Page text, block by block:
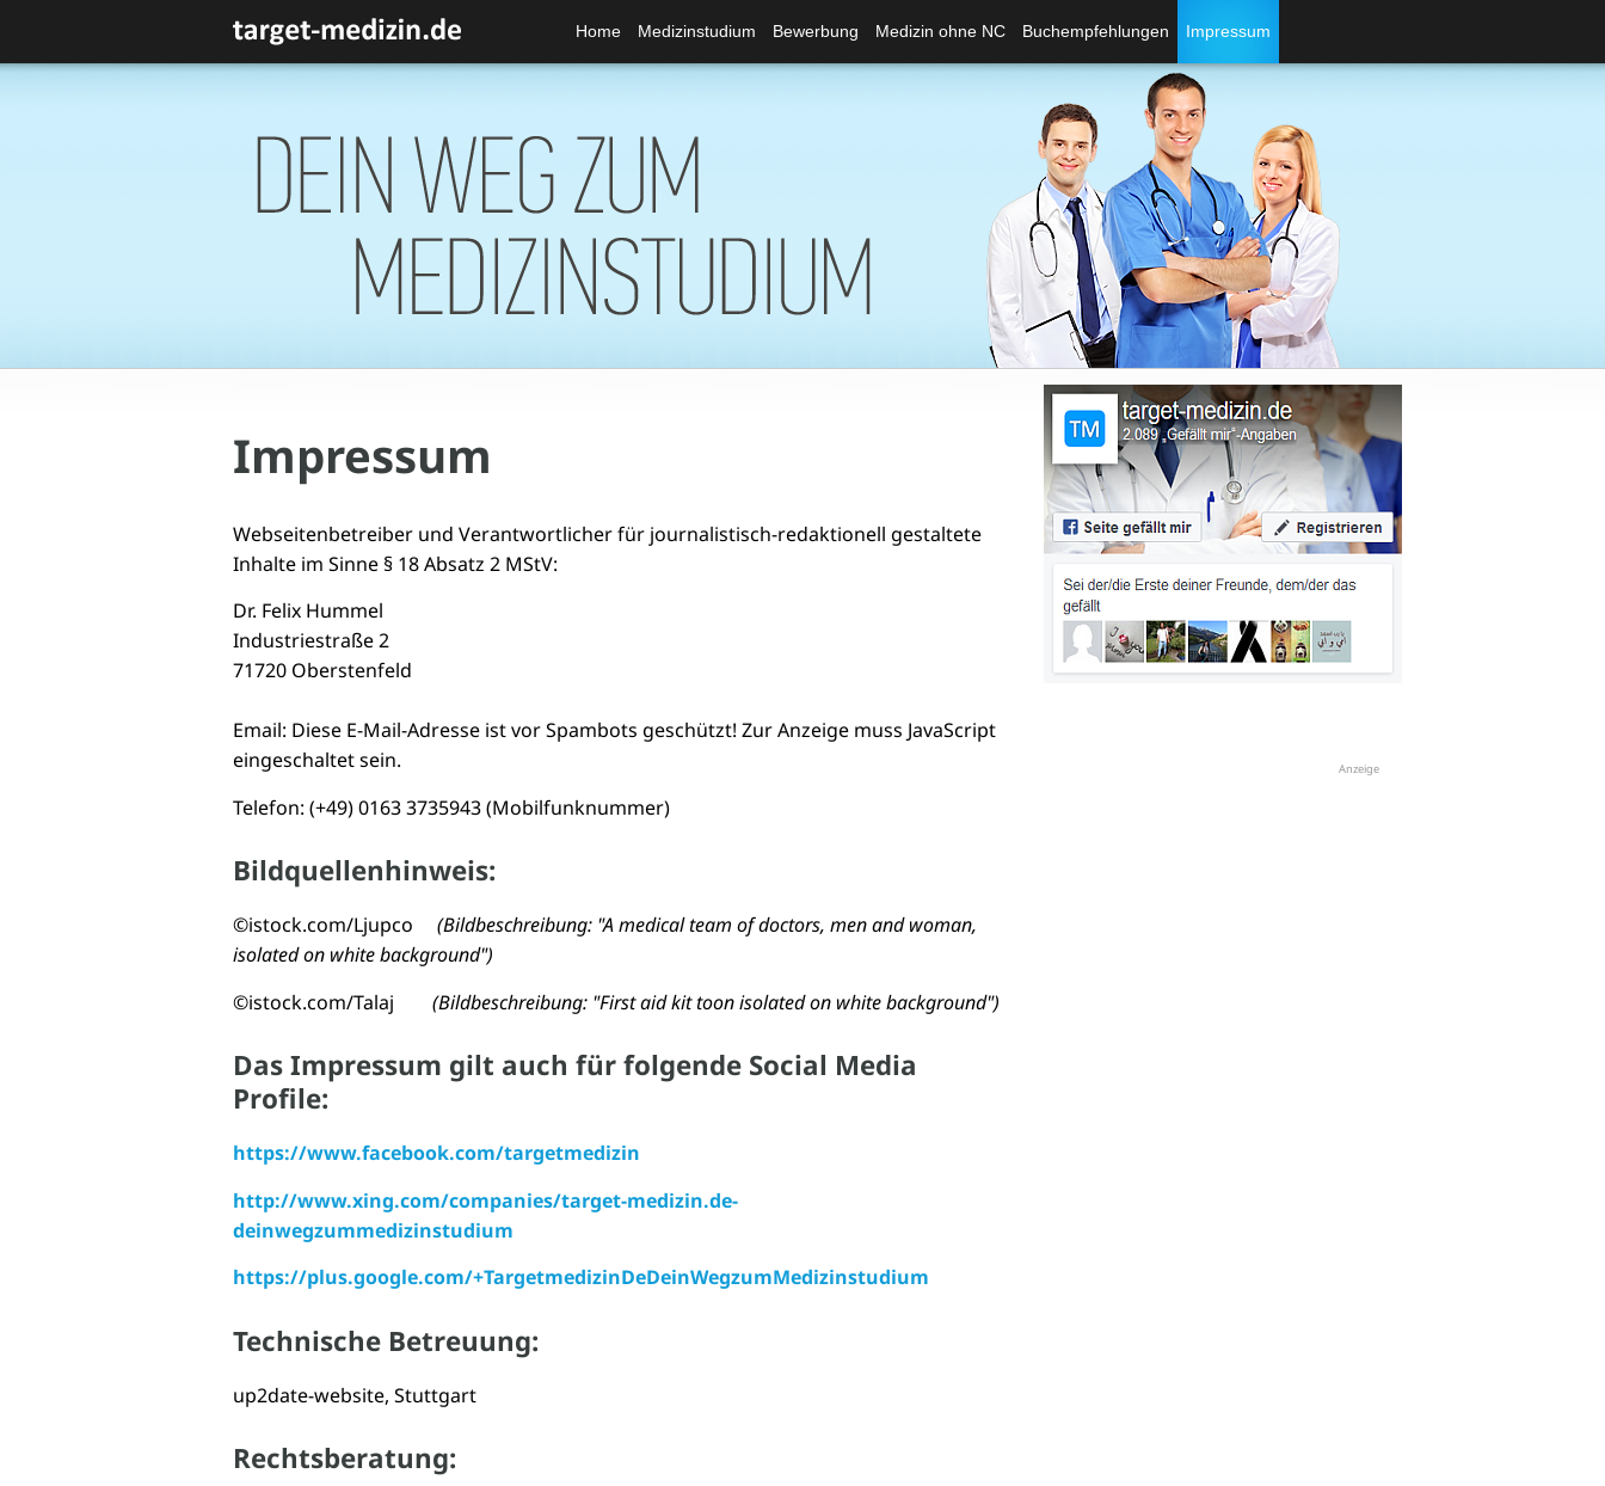
Home Medizinstudium Bewerbung Medizin ohne NC Buchempfehlungen Impressum
Anzeige
Impressum
Webseitenbetreiber und Verantwortlicher für journalistisch-redaktionell gestaltete
Inhalte im Sinne § 18 Absatz 2 MStV:
Dr. Felix Hummel
Industriestraße 2
71720 Oberstenfeld
Email: Diese E-Mail-Adresse ist vor Spambots geschützt! Zur Anzeige muss JavaScript
eingeschaltet sein.
Telefon: (+49) 0163 3735943 (Mobilfunknummer)
Bildquellenhinweis:
©istock.com/Ljupco (Bildbeschreibung: "A medical team of doctors, men and woman,
isolated on white background")
©istock.com/Talaj (Bildbeschreibung: "First aid kit toon isolated on white background")
Das Impressum gilt auch für folgende Social Media
Profile:
https://www.facebook.com/targetmedizin
http://www.xing.com/companies/target-medizin.de-
deinwegzummedizinstudium
https://plus.google.com/+TargetmedizinDeDeinWegzumMedizinstudium
Technische Betreuung:
up2date-website, Stuttgart
Rechtsberatung: